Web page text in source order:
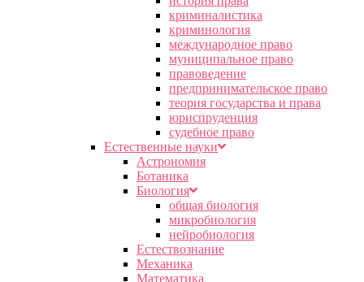
криминалистика
криминология
международное право
муниципальное право
правоведение
предпринимательское право
теория государства и права
юриспруденция
судебное право
Естественные науки
Астрономия
Ботаника
Биология
общая биология
микробиология
нейробиология
Естествознание
Механика
Математика